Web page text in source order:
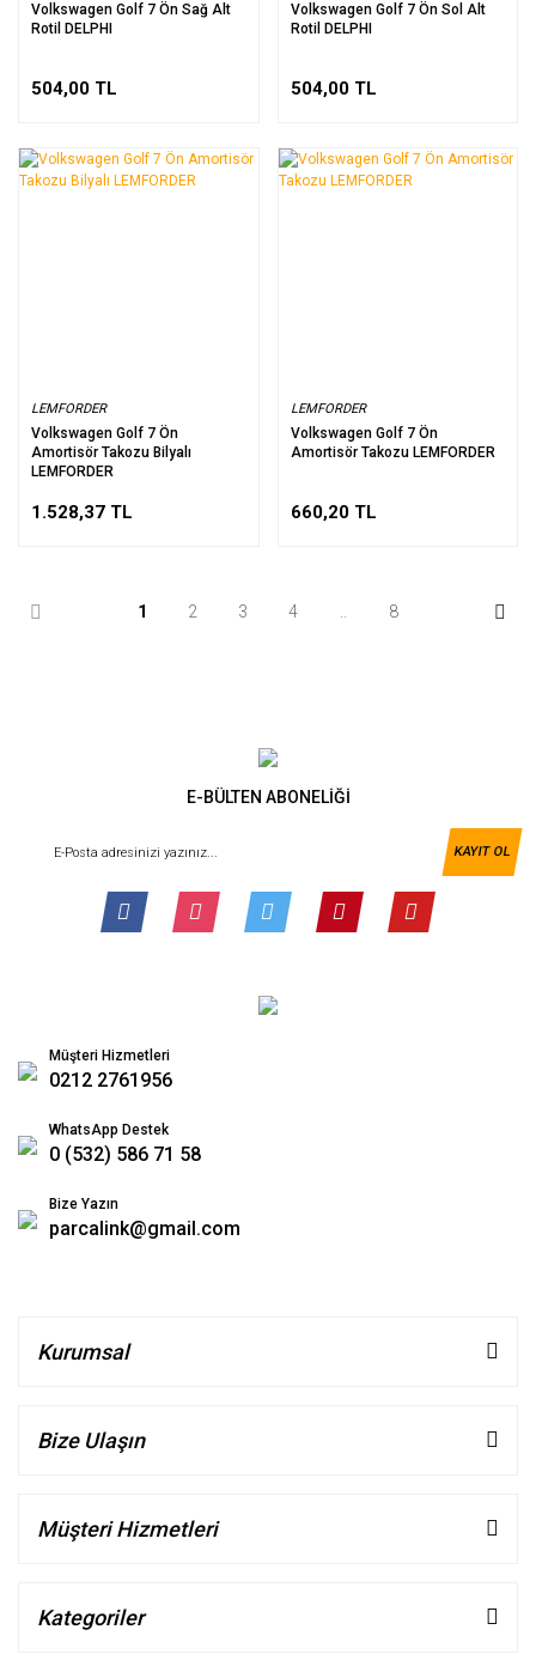
Volkswagen Golf 7 Ön Sağ Alt
Rotil DELPHI
504,00 TL
Volkswagen Golf 7 Ön Sol Alt
Rotil DELPHI
504,00 TL
LEMFORDER
Volkswagen Golf 7 Ön
Amortisör Takozu Bilyalı
LEMFORDER
1.528,37 TL
LEMFORDER
Volkswagen Golf 7 Ön
Amortisör Takozu LEMFORDER
660,20 TL
1 2 3 4 .. 8
E-BÜLTEN ABONELİĞİ
KAYIT OL
Müşteri Hizmetleri
0212 2761956
WhatsApp Destek
0 (532) 586 71 58
Bize Yazın
parcalink@gmail.com
Kurumsal
Bize Ulaşın
Müşteri Hizmetleri
Kategoriler